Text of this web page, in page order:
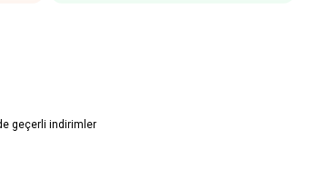
geçerli indirimler